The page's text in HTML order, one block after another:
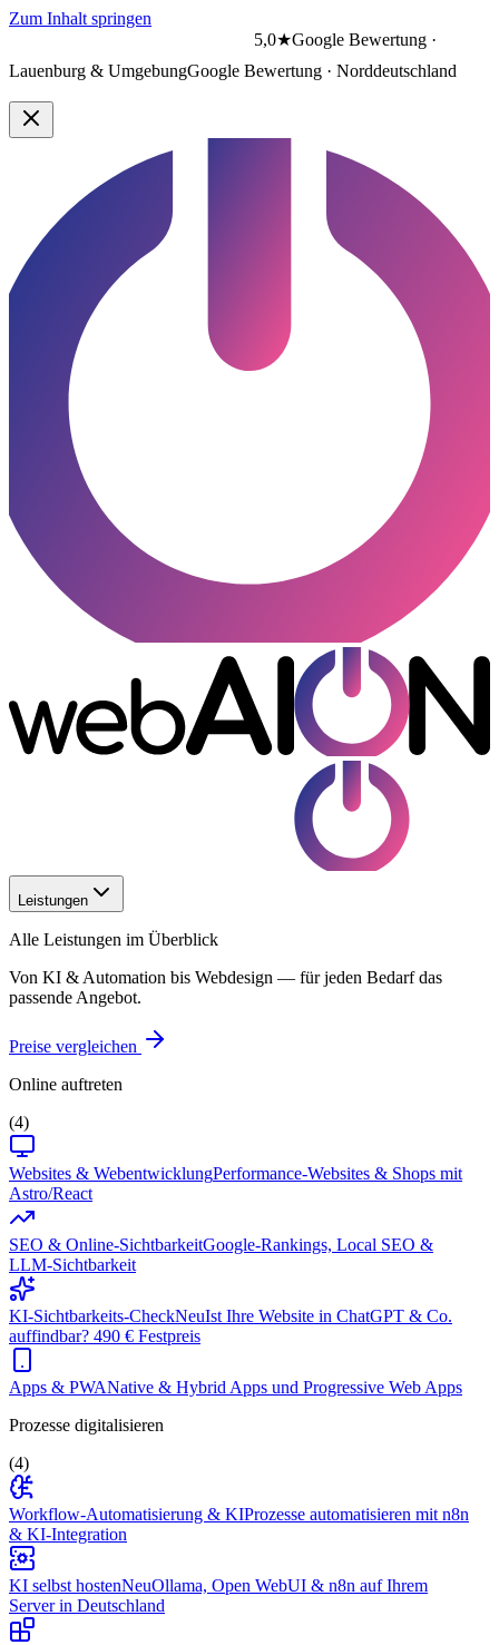
Zum Inhalt springen
5,0★Google Bewertung ·
Lauenburg & UmgebungGoogle Bewertung · Norddeutschland
Leistungen
Alle Leistungen im Überblick
Von KI & Automation bis Webdesign — für jeden Bedarf das
passende Angebot.
Preise vergleichen
Online auftreten
(4)
Websites & WebentwicklungPerformance-Websites & Shops mit
Astro/React
SEO & Online-SichtbarkeitGoogle-Rankings, Local SEO &
LLM-Sichtbarkeit
KI-Sichtbarkeits-CheckNeuIst Ihre Website in ChatGPT & Co.
auffindbar? 490 € Festpreis
Apps & PWANative & Hybrid Apps und Progressive Web Apps
Prozesse digitalisieren
(4)
Workflow-Automatisierung & KIProzesse automatisieren mit n8n
& KI-Integration
KI selbst hostenNeuOllama, Open WebUI & n8n auf Ihrem
Server in Deutschland